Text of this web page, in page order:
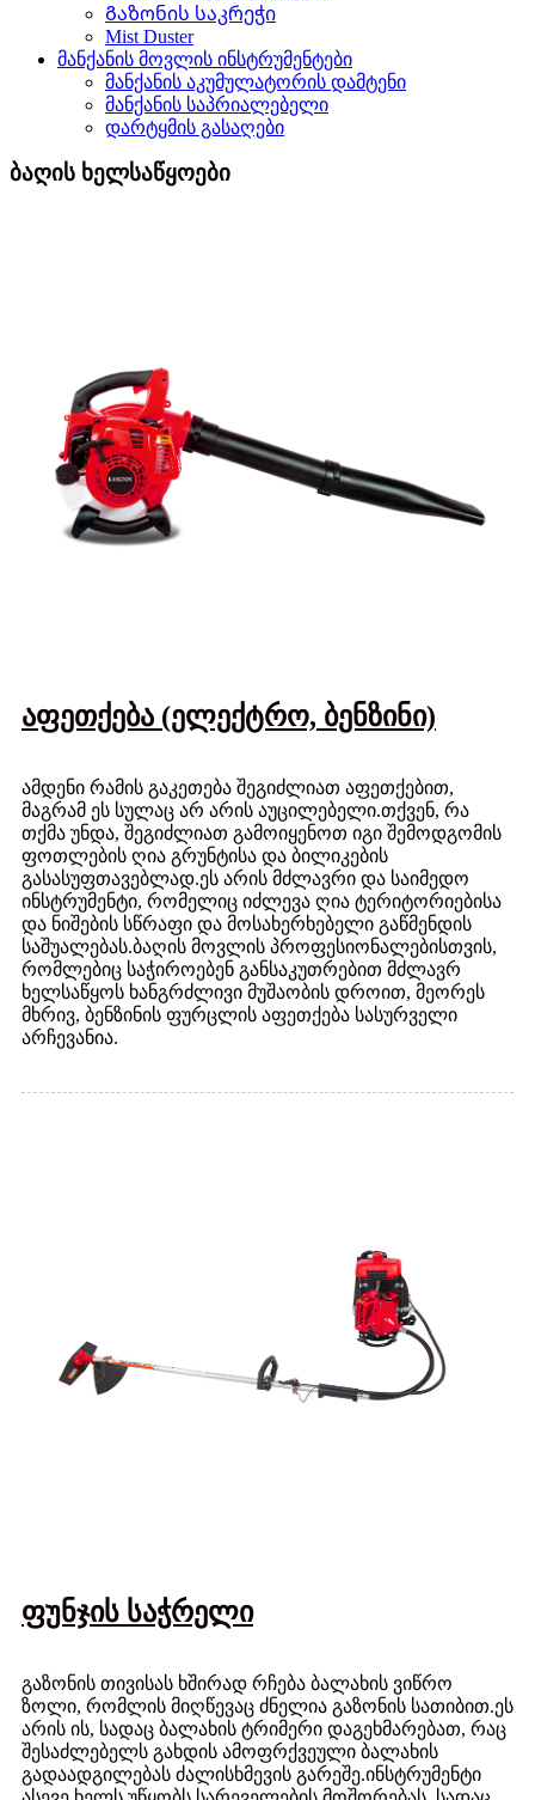
Გაზონის საკრეჭი
Mist Duster
მანქანის მოვლის ინსტრუმენტები
მანქანის აკუმულატორის დამტენი
მანქანის საპრიალებელი
დარტყმის გასაღები
ბაღის ხელსაწყოები
აფეთქება (ელექტრო, ბენზინი)
ამდენი რამის გაკეთება შეგიძლიათ აფეთქებით,
მაგრამ ეს სულაც არ არის აუცილებელი.თქვენ, რა
თქმა უნდა, შეგიძლიათ გამოიყენოთ იგი შემოდგომის
ფოთლების ღია გრუნტისა და ბილიკების
გასასუფთავებლად.ეს არის მძლავრი და საიმედო
ინსტრუმენტი, რომელიც იძლევა ღია ტერიტორიებისა
და ნიშების სწრაფი და მოსახერხებელი გაწმენდის
საშუალებას.ბაღის მოვლის პროფესიონალებისთვის,
რომლებიც საჭიროებენ განსაკუთრებით მძლავრ
ხელსაწყოს ხანგრძლივი მუშაობის დროით, მეორეს
მხრივ, ბენზინის ფურცლის აფეთქება სასურველი
არჩევანია.
ფუნჯის საჭრელი
გაზონის თივისას ხშირად რჩება ბალახის ვიწრო
ზოლი, რომლის მიღწევაც ძნელია გაზონის სათიბით.ეს
არის ის, სადაც ბალახის ტრიმერი დაგეხმარებათ, რაც
შესაძლებელს გახდის ამოფრქვეული ბალახის
გადაადგილებას ძალისხმევის გარეშე.ინსტრუმენტი